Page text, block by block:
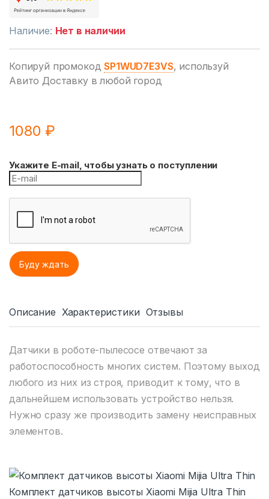
Наличие: Нет в наличии
Копируй промокодSP1WUD7E3VS, используй
Авито Доставку в любой город
1080₽
Укажите E-mail, чтобы узнать о поступлении
Описание Характеристики Отзывы
Датчики в роботе-пылесосе отвечают за
работоспособность многих систем. Поэтому выход
любого из них из строя, приводит к тому, что в
дальнейшем использовать устройство нельзя.
Нужно сразу же производить замену неисправных
элементов.
Комплект датчиков высоты Xiaomi Mijia Ultra Thin